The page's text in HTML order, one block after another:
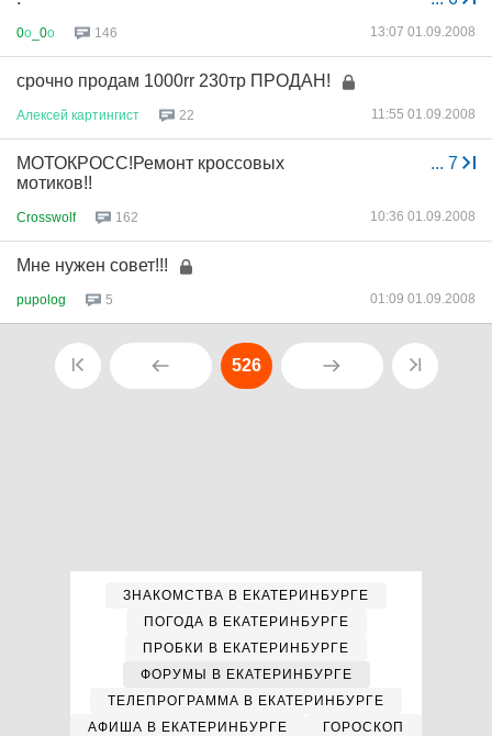
0о _0о 146 13:07 01.09.2008
срочно продам 1000rr 230тр ПРОДАН!
Алексей картингист 22 11:55 01.09.2008
... 7
МОТОКРОСС!Ремонт кроссовых
мотиков!!
Crosswolf 162 10:36 01.09.2008
Мне нужен совет!!!
pupolog 5 01:09 01.09.2008
526
ЗНАКОМСТВА В ЕКАТЕРИНБУРГЕ
ПОГОДА В ЕКАТЕРИНБУРГЕ
ПРОБКИ В ЕКАТЕРИНБУРГЕ
ФОРУМЫ В ЕКАТЕРИНБУРГЕ
ТЕЛЕПРОГРАММА В ЕКАТЕРИНБУРГЕ
АФИША В ЕКАТЕРИНБУРГЕ
ГОРОСКОП